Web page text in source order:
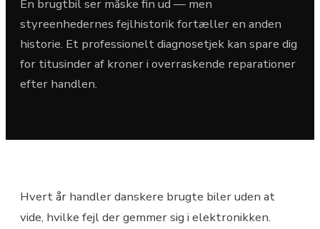
En brugtbil ser måske fin ud — men
styreenhedernes fejlhistorik fortæller en anden
historie. Et professionelt diagnosetjek kan spare dig
for titusinder af kroner i overraskende reparationer
efter handlen.
Hvert år handler danskere brugte biler uden at
vide, hvilke fejl der gemmer sig i elektronikken.